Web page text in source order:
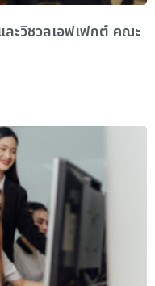
ะวิชวลเอฟเฟกต์ คณะ